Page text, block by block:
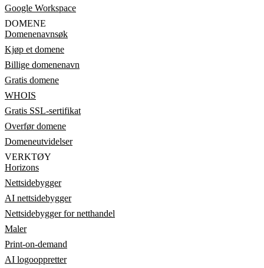
Google Workspace
DOMENE
Domenenavnsøk
Kjøp et domene
Billige domenenavn
Gratis domene
WHOIS
Gratis SSL-sertifikat
Overfør domene
Domeneutvidelser
VERKTØY
Horizons
Nettsidebygger
AI nettsidebygger
Nettsidebygger for netthandel
Maler
Print-on-demand
AI logooppretter